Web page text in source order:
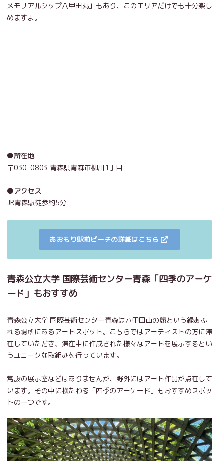
メモリアルシップ八甲田丸」もあり、このエリアだけでも十分楽し
めますよ。
●所在地
〒030-0803 青森県青森市柳川1丁目
●アクセス
JR青森駅徒歩約5分
あおもり駅前ビーチの詳細はこちら
青森公立大学 国際芸術センター青森「四季のアーケ
ード」もおすすめ
青森公立大学 国際芸術センター青森は八甲田山の麓という緑あふ
れる場所にあるアートスポット。こちらではアーティストの方に滞
在していただき、滞在中に作成された様々なアートを展示するとい
うユニークな取組みを行っています。
常設の展示室などはありませんが、野外にはアート作品が点在して
います。その中に横たわる「四季のアーケード」もおすすめスポッ
トの一つです。